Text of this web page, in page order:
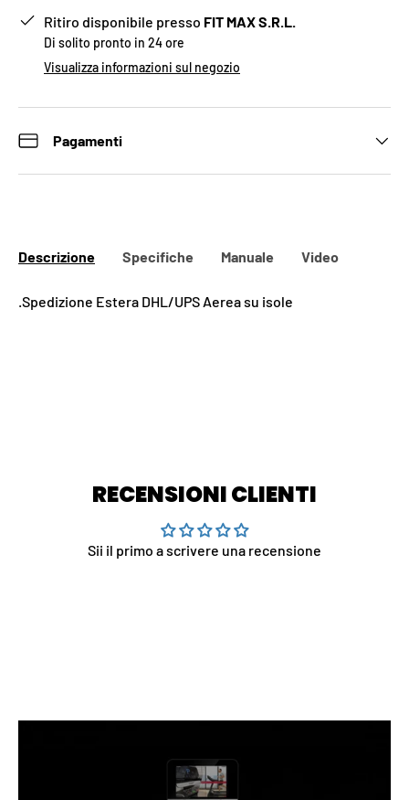
Ritiro disponibile presso FIT MAX S.R.L.
Di solito pronto in 24 ore
Visualizza informazioni sul negozio
Pagamenti
Descrizione Specifiche Manuale Video
.Spedizione Estera DHL/UPS Aerea su isole
RECENSIONI CLIENTI
Sii il primo a scrivere una recensione